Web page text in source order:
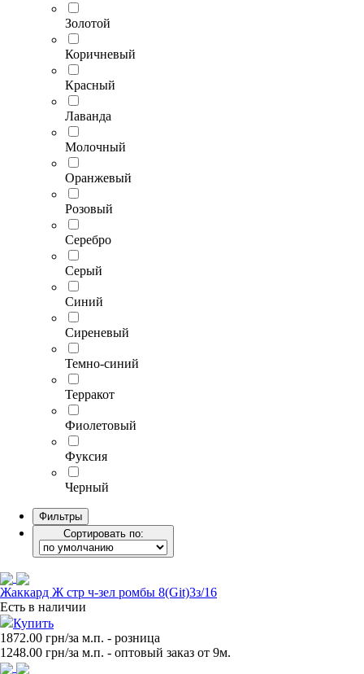
Золотой
Коричневый
Красный
Лаванда
Молочный
Оранжевый
Розовый
Серебро
Серый
Синий
Сиреневый
Темно-синий
Терракот
Фиолетовый
Фуксия
Черный
Фильтры
Сортировать по:
Жаккард Ж стр ч-зел ромбы 8(Git)3з/16
Есть в наличии
Купить
1872.00 грн/за м.п. - розница
1248.00 грн/за м.п. - оптовый заказ от 9м.